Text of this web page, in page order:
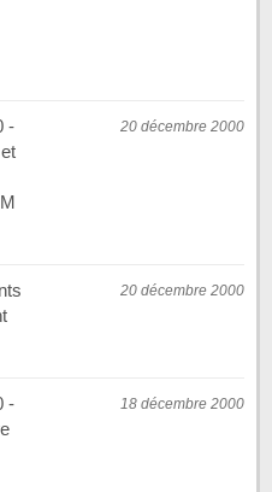
20 décembre 2000
-
20 décembre 2000
18 décembre 2000
-